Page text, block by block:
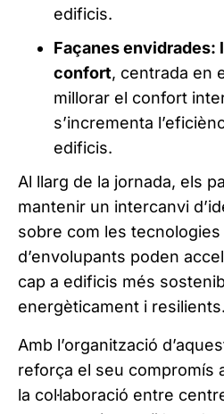
edificis.
Façanes envidrades:
confort, centrada en
millorar el confort
s’incrementa
edificis.
Al llarg de la jornada, els
mantenir un intercanvi
sobre com les
d’envolupants poden
cap a edificis més
energèticament i resilients.
Amb l’organització
reforça el seu compromís
la col·laboració entre